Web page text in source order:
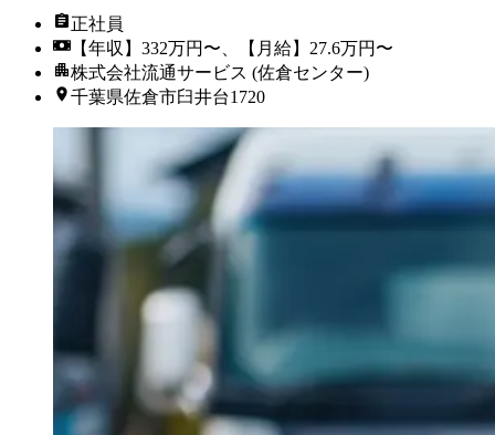
正社員
【年収】332万円〜、【月給】27.6万円〜
株式会社流通サービス (佐倉センター)
千葉県佐倉市臼井台1720